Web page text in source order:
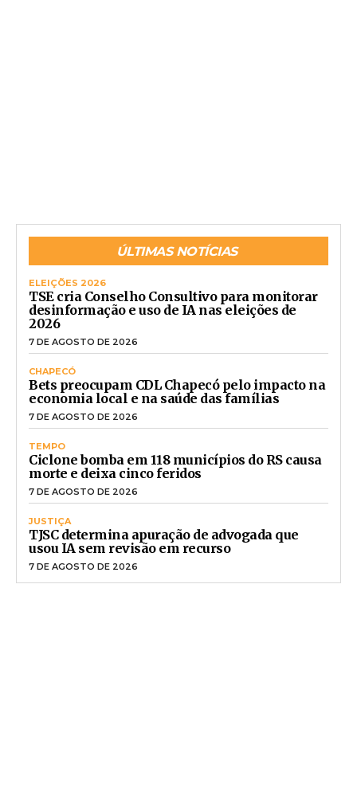
ÚLTIMAS NOTÍCIAS
ELEIÇÕES 2026
TSE cria Conselho Consultivo para monitorar
desinformação e uso de IA nas eleições de
2026
7 DE AGOSTO DE 2026
CHAPECÓ
Bets preocupam CDL Chapecó pelo impacto na
economia local e na saúde das famílias
7 DE AGOSTO DE 2026
TEMPO
Ciclone bomba em 118 municípios do RS causa
morte e deixa cinco feridos
7 DE AGOSTO DE 2026
JUSTIÇA
TJSC determina apuração de advogada que
usou IA sem revisão em recurso
7 DE AGOSTO DE 2026